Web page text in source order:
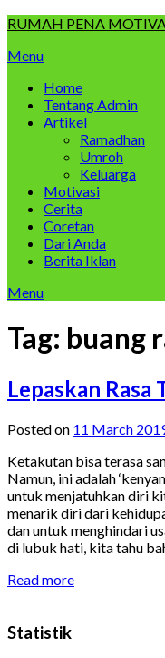
Skip
content
RUMAH PENA
Menu
Home
Tentang Admin
Artikel
Ramadhan
Umroh
Keluarga
Motivasi
Cerita
Coretan
Dari Anda
Berita Iklan
Menu
Tag: buang
Lepaskan Rasa
Posted on 11 March
Ketakutan bisa terasa
Namun, ini adalah
untuk menjatuhkan diri
menarik diri dari
dan untuk menghindari
di lubuk hati, kita tahu
Read more
Statistik